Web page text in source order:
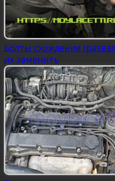
Болты схождения
их заменить